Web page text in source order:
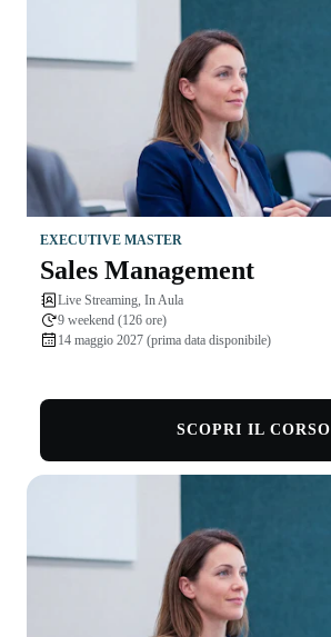
EXECUTIVE MASTER
Sales Management
Live Streaming, In Aula
9 weekend (126 ore)
14 maggio 2027 (prima data disponibile)
SCOPRI IL CORSO